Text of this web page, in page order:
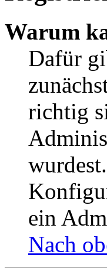
Warum
Dafür
richtig
ein
Nach